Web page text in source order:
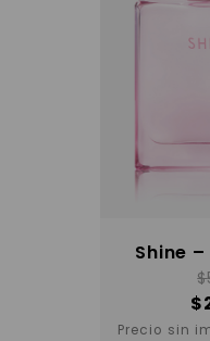
Shine
$
$
Precio sin